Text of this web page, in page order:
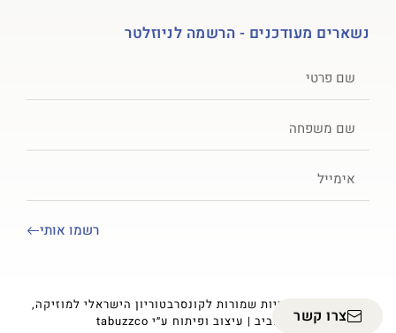
צרו קשר
נשארים מעודכנים - הרשמה לניוזלטר
רשמו אותי
© 2023 כל הזכויות שמורות לקונסרבטוריון הישראלי למוזיקה,
תל אביב | עיצוב ופיתוח ע״י tabuzzco